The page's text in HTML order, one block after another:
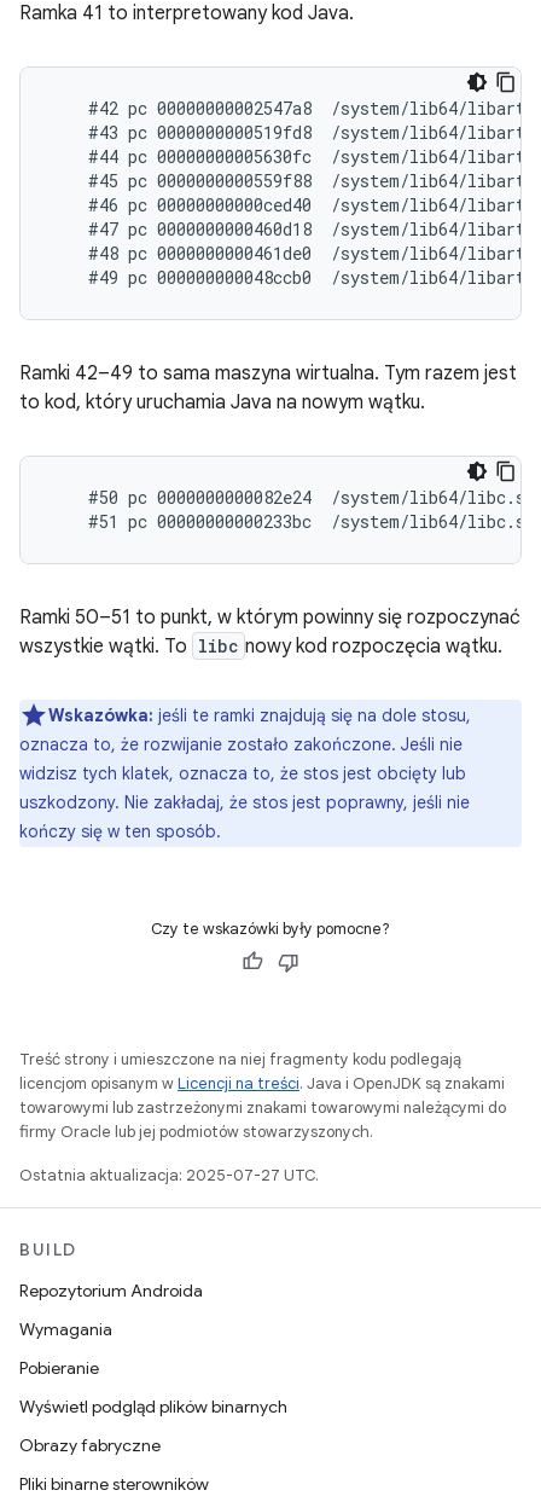
Ramka 41 to interpretowany kod Java.
#42 pc 00000000002547a8  /system/lib64/
#43 pc 0000000000519fd8  /system/lib64/
#44 pc 00000000005630fc  /system/lib64/
#45 pc 0000000000559f88  /system/lib64/
#46 pc 00000000000ced40  /system/lib64/
#47 pc 0000000000460d18  /system/lib64/
#48 pc 0000000000461de0  /system/lib64/
Ramki 42–49 to sama maszyna wirtualna. Tym razem jest
to kod, który uruchamia Java na nowym wątku.
#50 pc 0000000000082e24  /system/lib64/
Ramki 50–51 to punkt, w którym powinny się rozpoczynać
wszystkie wątki. To libc nowy kod rozpoczęcia wątku.
Wskazówka: jeśli te ramki znajdują się na dole stosu,
oznacza to, że rozwijanie zostało zakończone. Jeśli nie
widzisz tych klatek, oznacza to, że stos jest obcięty lub
uszkodzony. Nie zakładaj, że stos jest poprawny, jeśli nie
kończy się w ten sposób.
Czy te wskazówki były pomocne?
Treść strony i umieszczone na niej fragmenty kodu podlegają
licencjom opisanym wLicencji na treści. Java i OpenJDK są znakami
towarowymi lub zastrzeżonymi znakami towarowymi należącymi do
firmy Oracle lub jej podmiotów stowarzyszonych.
Ostatnia aktualizacja: 2025-07-27 UTC.
BUILD
Repozytorium Androida
Wymagania
Pobieranie
Wyświetl podgląd plików binarnych
Obrazy fabryczne
Pliki binarne sterowników